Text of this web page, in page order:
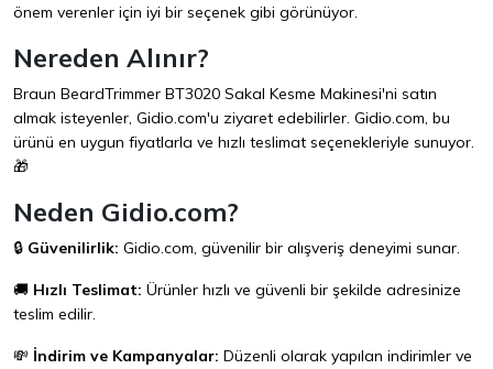
önem verenler için iyi bir seçenek gibi görünüyor.
Nereden Alınır?
Braun BeardTrimmer BT3020 Sakal Kesme Makinesi'ni satın
almak isteyenler, Gidio.com'u ziyaret edebilirler. Gidio.com, bu
ürünü en uygun fiyatlarla ve hızlı teslimat seçenekleriyle sunuyor.
🎁
Neden Gidio.com?
🔒 Güvenilirlik: Gidio.com, güvenilir bir alışveriş deneyimi sunar.
🚚 Hızlı Teslimat: Ürünler hızlı ve güvenli bir şekilde adresinize
teslim edilir.
💸 İndirim ve Kampanyalar: Düzenli olarak yapılan indirimler ve